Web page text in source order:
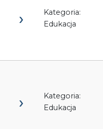
Kategoria:
Edukacja
Kategoria:
Edukacja